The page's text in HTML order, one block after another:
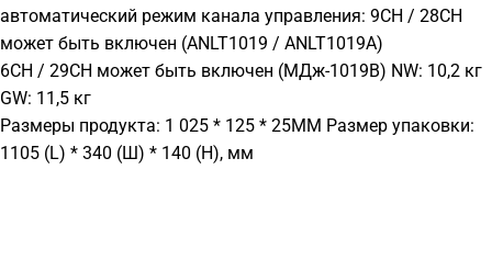
автоматический режим канала управления: 9CH / 28CH
может быть включен (ANLT1019 / ANLT1019A)
6CH / 29CH может быть включен (МДж-1019B) NW: 10,2 кг
GW: 11,5 кг
Размеры продукта: 1 025 * 125 * 25MM Размер упаковки:
1105 (L) * 340 (Ш) * 140 (H), мм